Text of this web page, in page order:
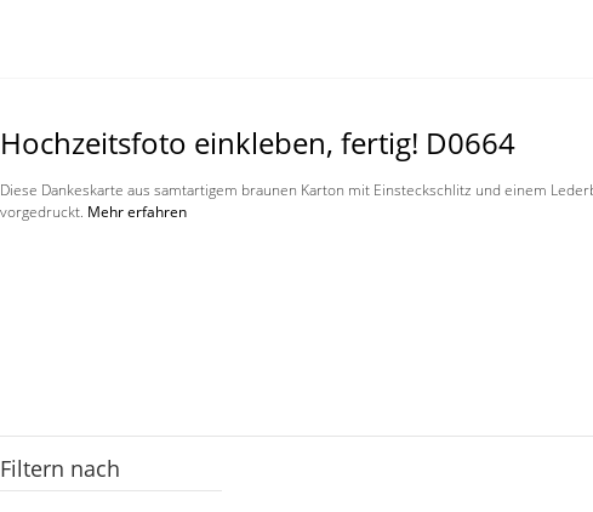
Hochzeitsfoto einkleben, fertig! D0664
Diese Dankeskarte aus samtartigem braunen Karton mit Einsteckschlitz und einem
vorgedruckt. Mehr erfahren
Filtern nach